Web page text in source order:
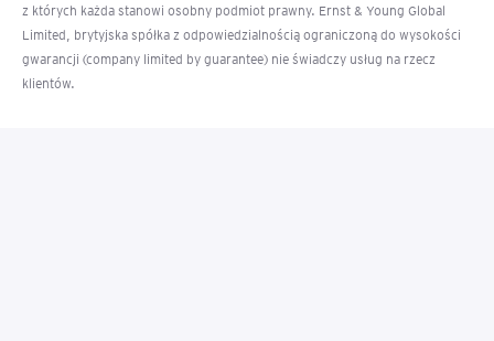
z których każda stanowi osobny podmiot prawny. Ernst & Young Global
Limited, brytyjska spółka z odpowiedzialnością ograniczoną do wysokości
gwarancji (company limited by guarantee) nie świadczy usług na rzecz
klientów.